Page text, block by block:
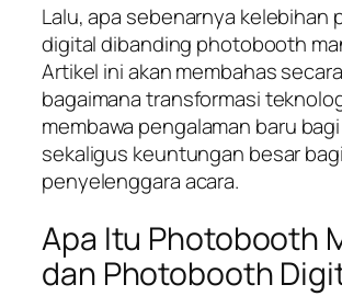
Lalu, apa sebenarnya kelebihan
digital dibanding photobooth
Artikel ini akan membahas
bagaimana transformasi
membawa pengalaman baru
sekaligus keuntungan besar bagi
penyelenggara acara.
Apa Itu Photobooth
dan Photobooth